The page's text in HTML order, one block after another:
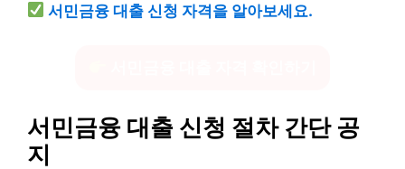
서민금융 대출 신청 자격을 알아보세요.
서민금융 대출 신청 절차 간단 공
지